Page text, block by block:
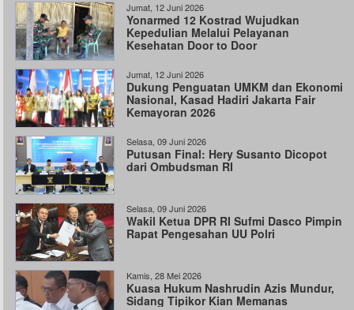
Jumat, 12 Juni 2026
Yonarmed 12 Kostrad Wujudkan
Kepedulian Melalui Pelayanan
Kesehatan Door to Door
Jumat, 12 Juni 2026
Dukung Penguatan UMKM dan Ekonomi
Nasional, Kasad Hadiri Jakarta Fair
Kemayoran 2026
Selasa, 09 Juni 2026
Putusan Final: Hery Susanto Dicopot
dari Ombudsman RI
Selasa, 09 Juni 2026
Wakil Ketua DPR RI Sufmi Dasco Pimpin
Rapat Pengesahan UU Polri
Kamis, 28 Mei 2026
Kuasa Hukum Nashrudin Azis Mundur,
Sidang Tipikor Kian Memanas